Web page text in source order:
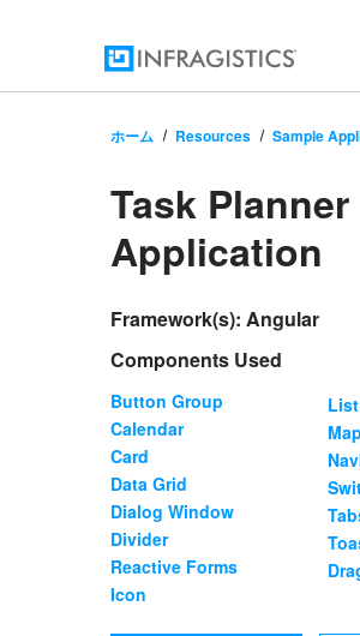
ホーム Resources Sample
Infragistics'
Sample
Task Planner
Application
Framework(s): Angular
Components Used
Button Group
Calendar
Card
Data Grid
Dialog Window
Divider
Reactive Forms
Icon
List
Map